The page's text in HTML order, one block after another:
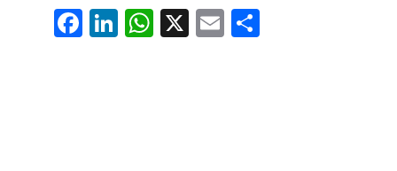
Fa
ce
Li
nk
W
ha
X E
m
Pa
rt